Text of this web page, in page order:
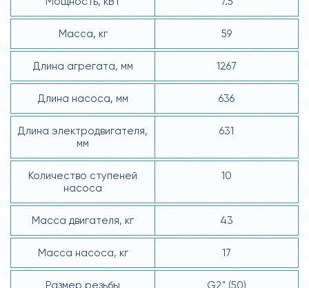
Масса, кг 59
Длина агрегата, мм 1267
Длина насоса, мм 636
Длина электродвигателя,
мм
631
Количество ступеней
насоса
10
Масса двигателя, кг 43
Масса насоса, кг 17
Размер резьбы G2" (50)